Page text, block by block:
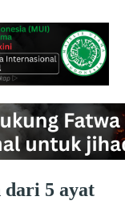
dari 5 ayat